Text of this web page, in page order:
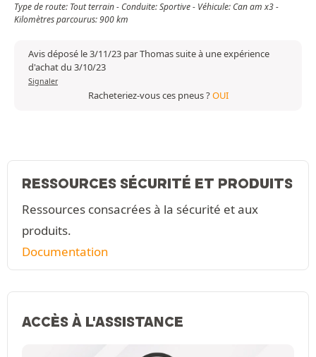
Type de route: Tout terrain - Conduite: Sportive - Véhicule: Can am x3 -
Kilomètres parcourus: 900 km
Avis déposé le 3/11/23 par Thomas suite à une expérience
d'achat du 3/10/23
Signaler
Racheteriez-vous ces pneus ?OUI
RESSOURCES SÉCURITÉ ET PRODUITS
Ressources consacrées à la sécurité et aux
produits.
Documentation
ACCÈS À L'ASSISTANCE